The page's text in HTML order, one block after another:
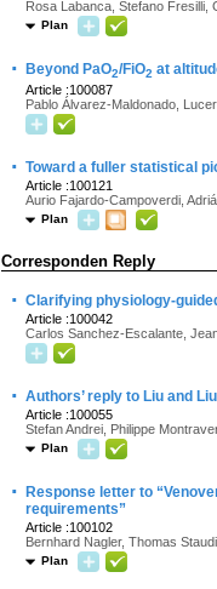
Rosa Labanca, Stefano Fresilli,
Plan
· Beyond PaO2/FiO2 at
Article :100087
Pablo Álvarez-Maldonado,
· Toward a fuller statistical
Article :100121
Aurio Fajardo-Campoverdi,
Plan
Corresponden Reply
· Clarifying physiology-
Article :100042
Carlos Sanchez-Escalante,
· Authors’ reply to Liu and
Article :100055
Stefan Andrei, Philippe
Plan
·
Response letter to
requirements”
Article :100102
Bernhard Nagler, Thomas
Plan